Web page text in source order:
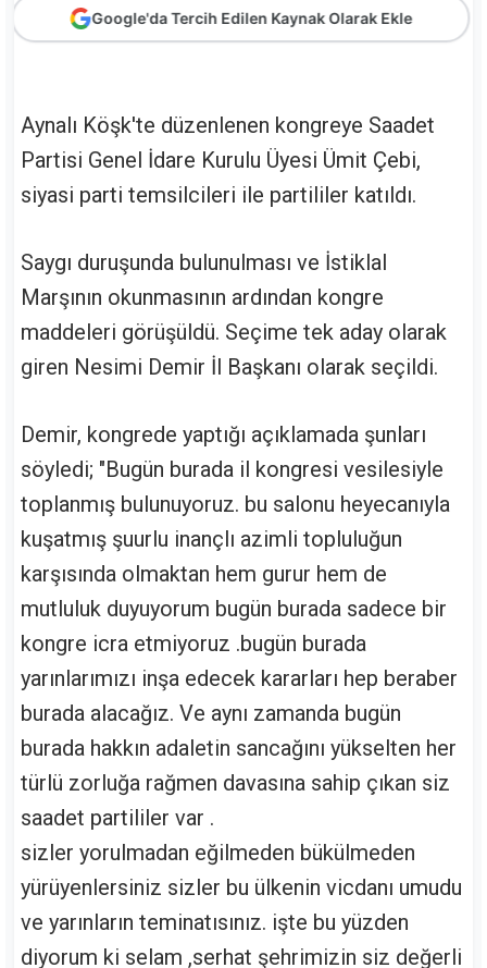
Google'da Tercih Edilen Kaynak Olarak Ekle
Aynalı Köşk'te düzenlenen kongreye Saadet
Partisi Genel İdare Kurulu Üyesi Ümit Çebi,
siyasi parti temsilcileri ile partililer katıldı.
Saygı duruşunda bulunulması ve İstiklal
Marşının okunmasının ardından kongre
maddeleri görüşüldü. Seçime tek aday olarak
giren Nesimi Demir İl Başkanı olarak seçildi.
Demir, kongrede yaptığı açıklamada şunları
söyledi; "Bugün burada il kongresi vesilesiyle
toplanmış bulunuyoruz. bu salonu heyecanıyla
kuşatmış şuurlu inançlı azimli topluluğun
karşısında olmaktan hem gurur hem de
mutluluk duyuyorum bugün burada sadece bir
kongre icra etmiyoruz .bugün burada
yarınlarımızı inşa edecek kararları hep beraber
burada alacağız. Ve aynı zamanda bugün
burada hakkın adaletin sancağını yükselten her
türlü zorluğa rağmen davasına sahip çıkan siz
saadet partililer var .
sizler yorulmadan eğilmeden bükülmeden
yürüyenlersiniz sizler bu ülkenin vicdanı umudu
ve yarınların teminatısınız. işte bu yüzden
diyorum ki selam ,serhat şehrimizin siz değerli